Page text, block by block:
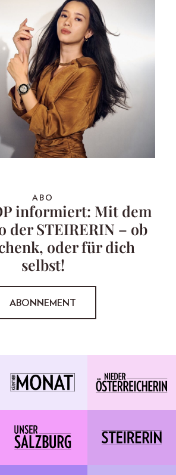
ABO
informiert: Mit dem
der STEIRERIN – ob
oder für dich
selbst!
ABONNEMENT